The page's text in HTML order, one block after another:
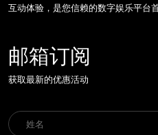
互动体验，是您信赖的数字娱乐平台首
邮箱订阅
获取最新的优惠活动